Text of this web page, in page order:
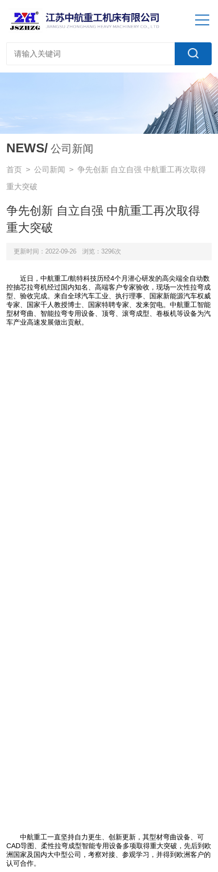
NEWS/ 公司新闻
首页 >公司新闻 > 争先创新 自立自强 中航重工再次取得
重大突破
争先创新 自立自强 中航重工再次取得
重大突破
更新时间：2022-09-26 浏览：3296次
近日，中航重工/航特科技历经4个月潜心研发的高尖端全自动数
控抽芯拉弯机经过国内知名、高端客户专家验收，现场一次性拉弯成
型、验收完成。来自全球汽车工业、执行理事、国家新能源汽车权威
专家、国家千人教授博士、国家特聘专家、发来贺电。中航重工智能
型材弯曲、智能拉弯专用设备、顶弯、滚弯成型、卷板机等设备为汽
车产业高速发展做出贡献。
中航重工一直坚持自力更生、创新更新，其型材弯曲设备、可
CAD导图、柔性拉弯成型智能专用设备多项取得重大突破，先后到欧
洲国家及国内大中型公司，考察对接、参观学习，并得到欧洲客户的
认可合作。